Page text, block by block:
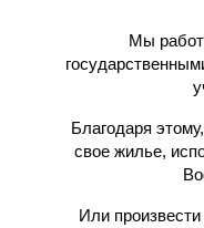
Мы
Благодаря
свое жилье,
Или